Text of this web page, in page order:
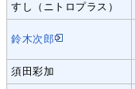
すし（ニトロプラス）
鈴木次郎
須田彩加